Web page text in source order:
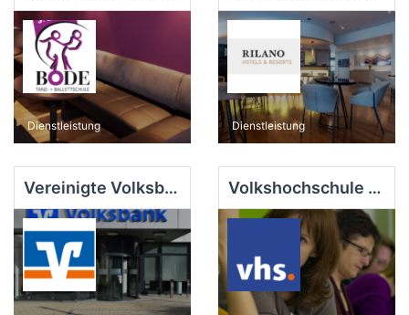
Dienstleistung Dienstleistung
Vereinigte Volksbanken eG - Hauptstelle Böblingen Volkshochschule Böblingen-Sindelfingen